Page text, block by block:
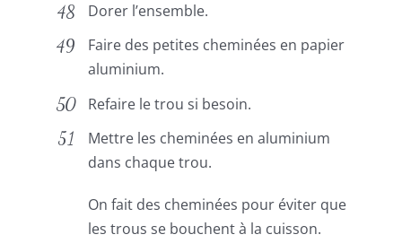
Dorer l’ensemble.
Faire des petites cheminées en papier
aluminium.
Refaire le trou si besoin.
Mettre les cheminées en aluminium
dans chaque trou.
On fait des cheminées pour éviter que
les trous se bouchent à la cuisson.